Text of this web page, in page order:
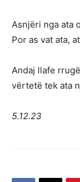
Asnjëri nga ata
Por as vat ata,
Andaj llafe
vërtetë tek ata
5.12.23